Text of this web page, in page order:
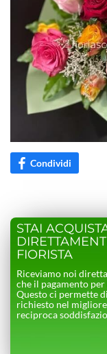
Condividi
STAI
FIORISTA
Riceviamo noi
che il pagamento
Questo ci permette
richiesto nel
reciproca